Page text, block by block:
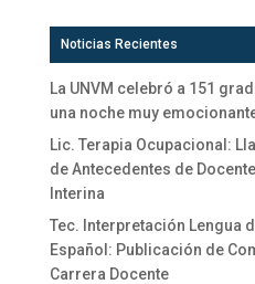
Noticias Recientes
La UNVM celebró a 151
una noche muy
Lic. Terapia Ocupacional:
de Antecedentes de
Interina
Tec. Interpretación Lengua
Español: Publicación de
Carrera Docente